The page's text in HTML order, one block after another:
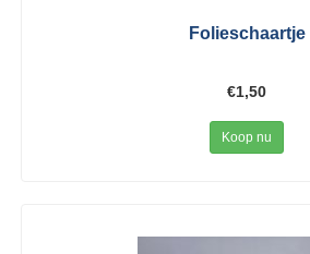
Folieschaartje
€1,50
Koop nu